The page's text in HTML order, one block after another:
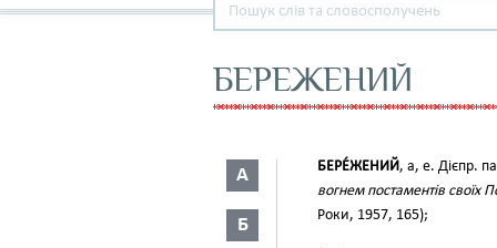
БЕРЕЖЕНИЙ
А
Б
БЕРЕ́ЖЕНИЙ, а, е. Дієпр.
вогнем постаментів
Роки, 1957, 165);